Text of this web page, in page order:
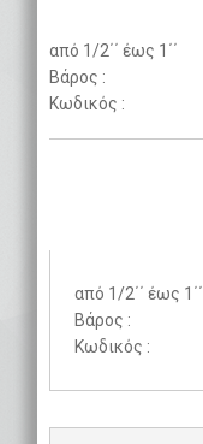
από 1/2΄΄ έως 1΄΄
Βάρος :
Κωδικός :
από 1/2΄΄ έως 1΄΄
Βάρος :
Κωδικός :